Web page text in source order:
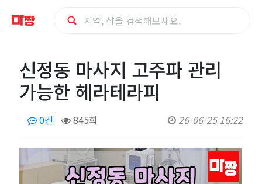
정
마
사
신정동 마사지 고주파 관리
가능한 헤라테라피
0건 845회 26-06-25 16:22